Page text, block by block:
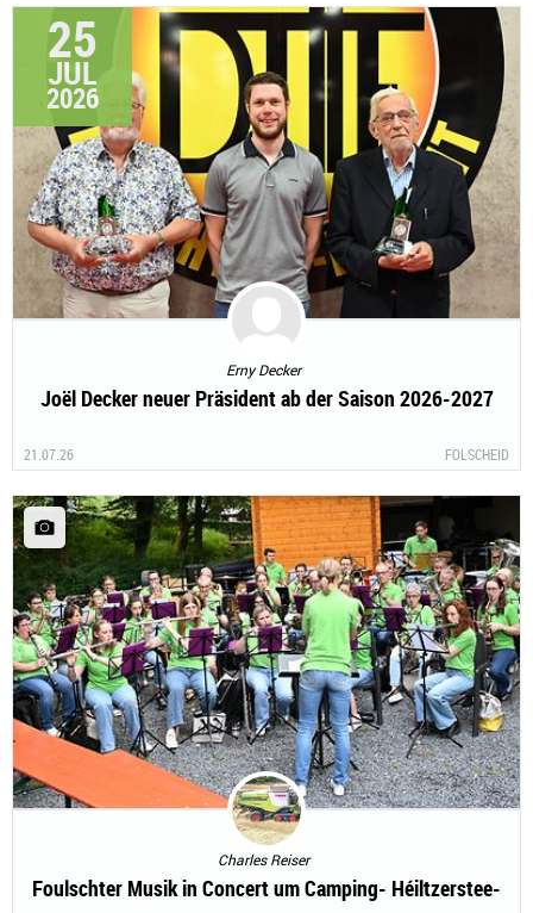
25
JUL
2026
Erny Decker
Joël Decker neuer Präsident ab der Saison 2026-2027
21.07.26 FOLSCHEID
Charles Reiser
Foulschter Musik in Concert um Camping- Héiltzerstee-